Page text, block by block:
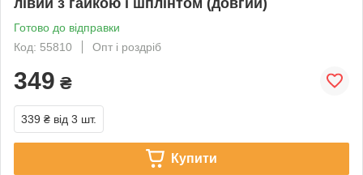
Готово до відправки
Код: 55810
Опт і роздріб
349 ₴
339 ₴ від 3 шт.
Купити